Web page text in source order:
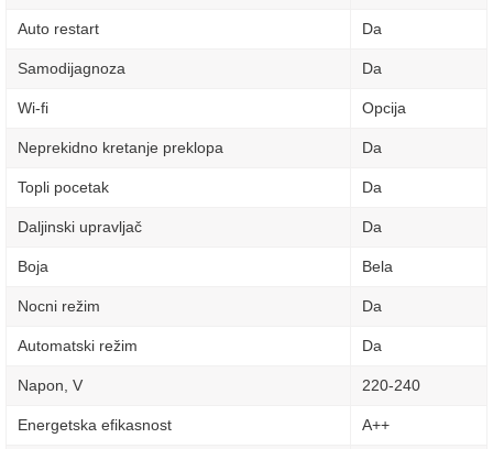
Auto restart Da
Samodijagnoza Da
Wi-fi Opcija
Neprekidno kretanje preklopa Da
Topli pocetak Da
Daljinski upravljač Da
Boja Bela
Nocni režim Da
Automatski režim Da
Napon, V 220-240
Energetska efikasnost A++